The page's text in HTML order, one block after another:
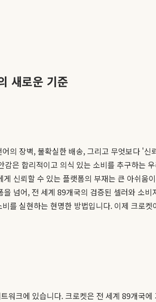
새로운 기준
의 장벽, 불확실한 배송, 그리고 무엇보다 '
은 합리적이고 의식 있는 소비를 추구하는
신뢰할 수 있는 플랫폼의 부재는 큰 아쉬움
넘어, 전 세계 89개국의 검증된 셀러와 소비
를 실현하는 현명한 방법입니다. 이제 크로
크에 있습니다. 크로켓은 전 세계 89개국